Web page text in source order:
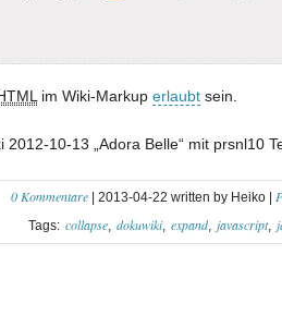
im Wiki-Markup erlaubt sein.
10-13 „Adora Belle“ mit prsnl10
0 Kommentare | 2013-04-22 written by Heiko |
Tags: collapse dokuwiki expand javascript